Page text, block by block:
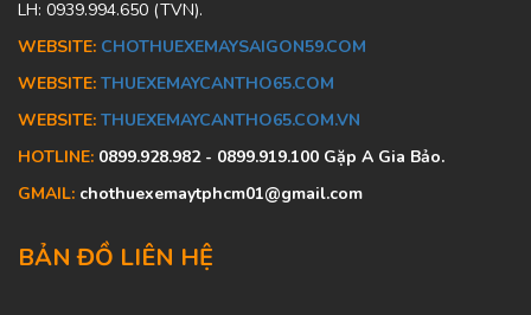
LH: 0939.994.650 (TVN).
WEBSITE: CHOTHUEXEMAYSAIGON59.COM
WEBSITE: THUEXEMAYCANTHO65.COM
WEBSITE: THUEXEMAYCANTHO65.COM.VN
HOTLINE: 0899.928.982 - 0899.919.100 Gặp A Gia Bảo.
GMAIL: chothuexemaytphcm01@gmail.com
BẢN ĐỒ LIÊN HỆ